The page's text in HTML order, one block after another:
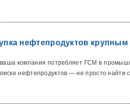
нефтепродуктов
компания потребляет ГСМ в
нефтепродуктов — не просто найти